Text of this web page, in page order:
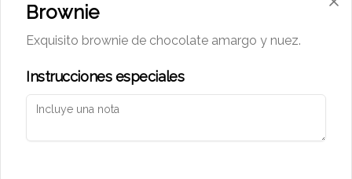
Instagram
Mi cuenta
Iniciar sesión
Brownie
Exquisito brownie de chocolate amargo y nuez.
Instrucciones especiales